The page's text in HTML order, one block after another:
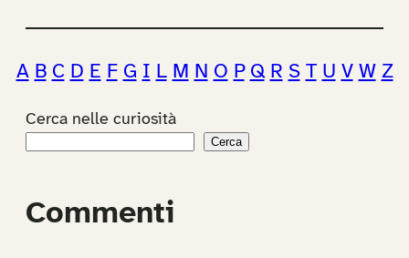
A B C D E F G I L M N O P Q R S T U V W Z
Cerca nelle curiosità
Cerca
Commenti